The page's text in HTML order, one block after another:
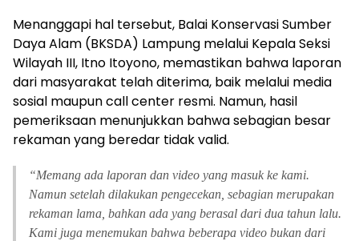
Menanggapi hal tersebut, Balai Konservasi Sumber
Daya Alam (BKSDA) Lampung melalui Kepala Seksi
Wilayah III, Itno Itoyono, memastikan bahwa laporan
dari masyarakat telah diterima, baik melalui media
sosial maupun call center resmi. Namun, hasil
pemeriksaan menunjukkan bahwa sebagian besar
rekaman yang beredar tidak valid.
“Memang ada laporan dan video yang masuk ke kami.
Namun setelah dilakukan pengecekan, sebagian merupakan
rekaman lama, bahkan ada yang berasal dari dua tahun lalu.
Kami juga menemukan bahwa beberapa video bukan dari